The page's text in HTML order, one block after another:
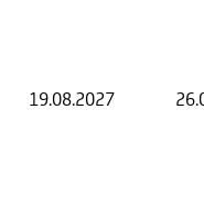
19.08.2027